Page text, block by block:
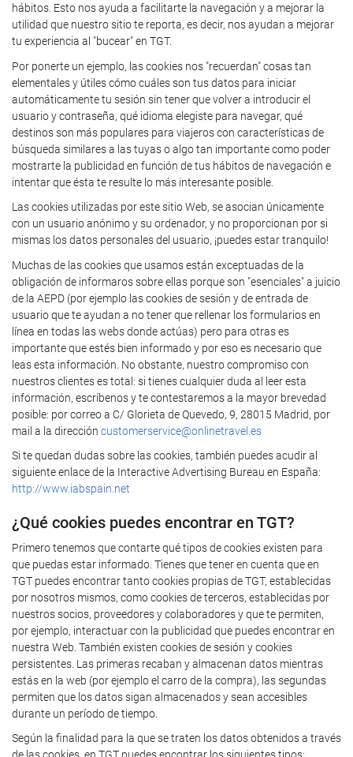
hábitos. Esto nos ayuda a facilitarte la navegación y a mejorar la
utilidad que nuestro sitio te reporta, es decir, nos ayudan a mejorar
tu experiencia al "bucear" en TGT.
Por ponerte un ejemplo, las cookies nos "recuerdan" cosas tan
elementales y útiles cómo cuáles son tus datos para iniciar
automáticamente tu sesión sin tener que volver a introducir el
usuario y contraseña, qué idioma elegiste para navegar, qué
destinos son más populares para viajeros con características de
búsqueda similares a las tuyas o algo tan importante como poder
mostrarte la publicidad en función de tus hábitos de navegación e
intentar que ésta te resulte lo más interesante posible.
Las cookies utilizadas por este sitio Web, se asocian únicamente
con un usuario anónimo y su ordenador, y no proporcionan por si
mismas los datos personales del usuario, ¡puedes estar tranquilo!
Muchas de las cookies que usamos están exceptuadas de la
obligación de informaros sobre ellas porque son "esenciales" a juicio
de la AEPD (por ejemplo las cookies de sesión y de entrada de
usuario que te ayudan a no tener que rellenar los formularios en
línea en todas las webs donde actúas) pero para otras es
importante que estés bien informado y por eso es necesario que
leas esta información. No obstante, nuestro compromiso con
nuestros clientes es total: si tienes cualquier duda al leer esta
información, escríbenos y te contestaremos a la mayor brevedad
posible: por correo a C/ Glorieta de Quevedo, 9, 28015 Madrid, por
mail a la dirección customerservice@onlinetravel.es
Si te quedan dudas sobre las cookies, también puedes acudir al
siguiente enlace de la Interactive Advertising Bureau en España:
http://www.iabspain.net
¿Qué cookies puedes encontrar en TGT?
Primero tenemos que contarte qué tipos de cookies existen para
que puedas estar informado. Tienes que tener en cuenta que en
TGT puedes encontrar tanto cookies propias de TGT, establecidas
por nosotros mismos, como cookies de terceros, establecidas por
nuestros socios, proveedores y colaboradores y que te permiten,
por ejemplo, interactuar con la publicidad que puedes encontrar en
nuestra Web. También existen cookies de sesión y cookies
persistentes. Las primeras recaban y almacenan datos mientras
estás en la web (por ejemplo el carro de la compra), las segundas
permiten que los datos sigan almacenados y sean accesibles
durante un período de tiempo.
Según la finalidad para la que se traten los datos obtenidos a través